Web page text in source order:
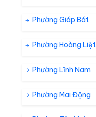
Phường Giáp Bát
Phường Hoàng Liệt
Phường Lĩnh Nam
Phường Mai Động